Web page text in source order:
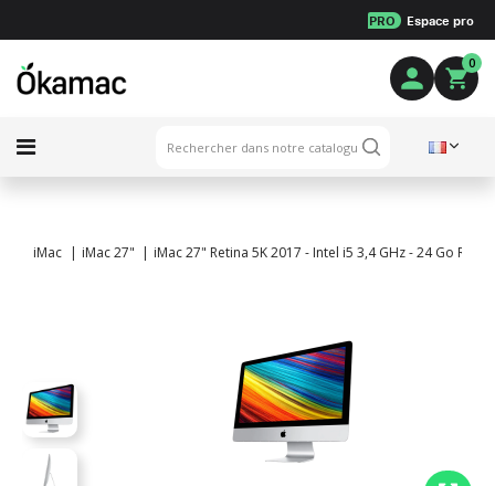
PRO Espace pro
0
iMac iMac 27" iMac 27" Retina 5K 2017 - Intel i5 3,4 GHz - 24 Go RAM